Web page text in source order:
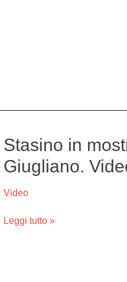
Stasino in
Giugliano.
Video
Stasino
mostra
AR
di
Leggi tutto »